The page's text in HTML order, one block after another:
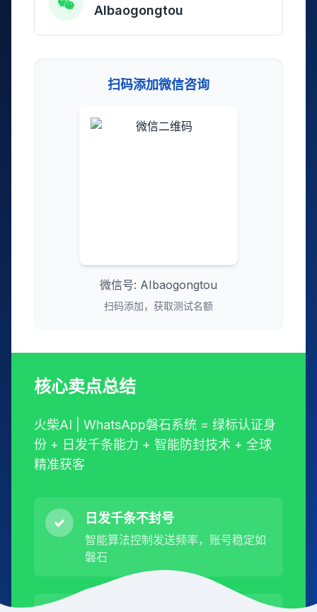
AIbaogongtou
扫码添加微信咨询
微信号: AIbaogongtou
扫码添加，获取测试名额
核心卖点总结
火柴AI | WhatsApp磐石系统 = 绿标认证身
份 + 日发千条能力 + 智能防封技术 + 全球
精准获客
日发千条不封号
智能算法控制发送频率，账号稳定如
磐石